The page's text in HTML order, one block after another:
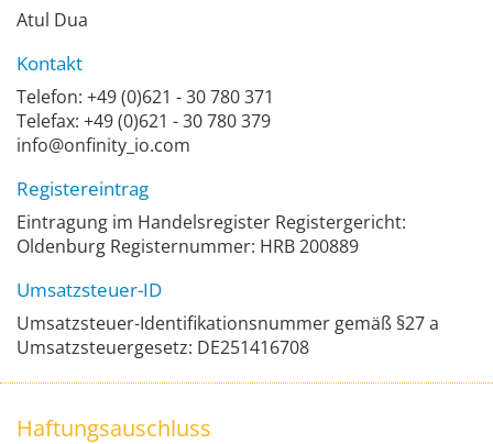
Atul Dua
Kontakt
Telefon: +49 (0)621 - 30 780 371
Telefax: +49 (0)621 - 30 780 379
info@onfinity_io.com
Registereintrag
Eintragung im Handelsregister Registergericht:
Oldenburg Registernummer: HRB 200889
Umsatzsteuer-ID
Umsatzsteuer-Identifikationsnummer gemäß §27 a
Umsatzsteuergesetz: DE251416708
Haftungsauschluss